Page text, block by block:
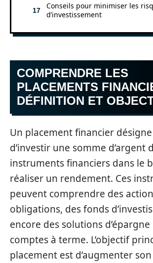
Conseils pour minimiser les
d’investissement
COMPRENDRE LES
PLACEMENTS
DÉFINITION ET
Un placement financier désigne
d’investir une somme d’argent
instruments financiers dans le
réaliser un rendement. Ces
peuvent comprendre des
obligations, des fonds
encore des solutions
comptes à terme. L’objectif
placement est d’augmenter